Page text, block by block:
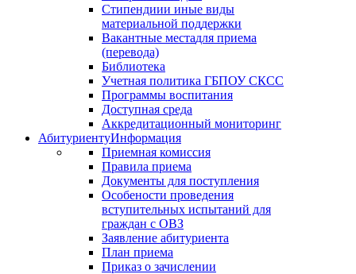
Стипендиии иные виды
материальной поддержки
Вакантные местадля приема
(перевода)
Библиотека
Учетная политика ГБПОУ СКСС
Программы воспитания
Доступная среда
Аккредитационный мониторинг
АбитуриентуИнформация
Приемная комиссия
Правила приема
Документы для поступления
Особености проведения
вступительных испытаний для
граждан с ОВЗ
Заявление абитуриента
План приема
Приказ о зачислении